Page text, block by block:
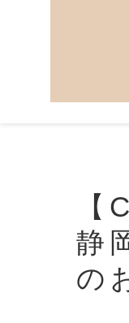
静
の